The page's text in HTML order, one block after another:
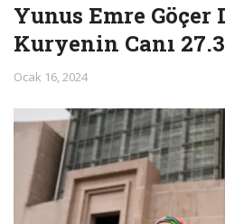
Yunus Emre Göçer
Kuryenin Canı
Ocak 16, 2024